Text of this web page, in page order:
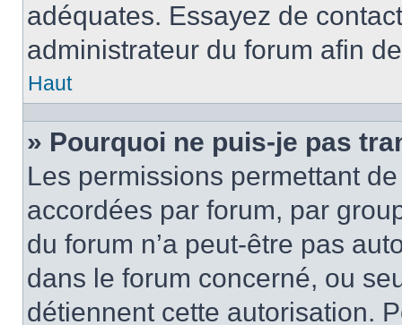
adéquates. Essayez de
administrateur du forum afin
Haut
» Pourquoi ne puis-je pas
Les permissions permettant
accordées par forum, par
du forum n’a peut-être pas
dans le forum concerné, ou
détiennent cette autorisation.